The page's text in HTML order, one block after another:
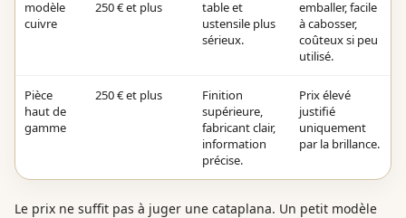
modèle
cuivre
250 € et plus
table et
ustensile plus
sérieux.
emballer, facile
à cabosser,
coûteux si peu
utilisé.
Pièce
haut de
gamme
250 € et plus
Finition
supérieure,
fabricant clair,
information
précise.
Prix élevé
justifié
uniquement
par la brillance.
Le prix ne suffit pas à juger une cataplana. Un petit modèle